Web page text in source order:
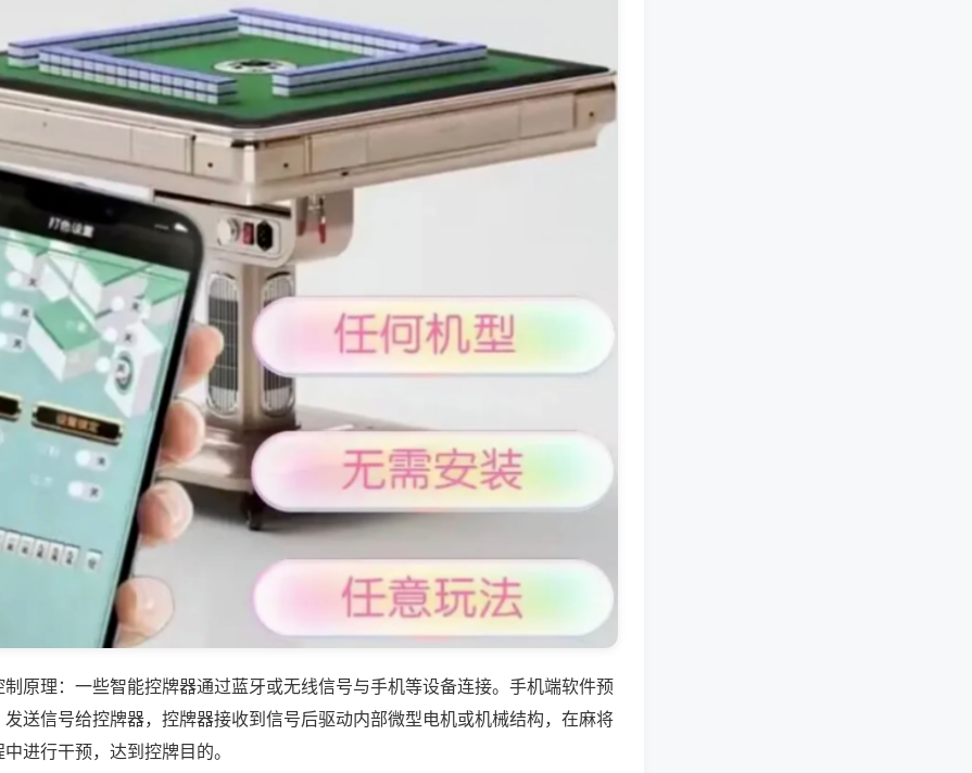
原理：一些智能控牌器通过蓝牙或无线信号与手机等设备连接。手机端软件预
送信号给控牌器，控牌器接收到信号后驱动内部微型电机或机械结构，在麻将
进行干预，达到控牌目的。